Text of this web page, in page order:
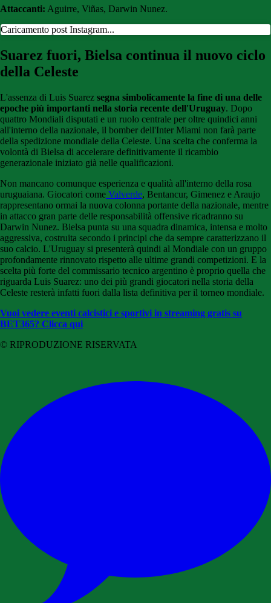
Attaccanti: Aguirre, Viñas, Darwin Nunez.
Caricamento post Instagram...
Suarez fuori, Bielsa continua il nuovo ciclo
della Celeste
L'assenza di Luis Suarez segna simbolicamente la fine di una delle
epoche più importanti nella storia recente dell'Uruguay. Dopo
quattro Mondiali disputati e un ruolo centrale per oltre quindici anni
all'interno della nazionale, il bomber dell'Inter Miami non farà parte
della spedizione mondiale della Celeste. Una scelta che conferma la
volontà di Bielsa di accelerare definitivamente il ricambio
generazionale iniziato già nelle qualificazioni.
Non mancano comunque esperienza e qualità all'interno della rosa
uruguaiana. Giocatori come Valverde, Bentancur, Gimenez e Araujo
rappresentano ormai la nuova colonna portante della nazionale, mentre
in attacco gran parte delle responsabilità offensive ricadranno su
Darwin Nunez. Bielsa punta su una squadra dinamica, intensa e molto
aggressiva, costruita secondo i principi che da sempre caratterizzano il
suo calcio. L'Uruguay si presenterà quindi al Mondiale con un gruppo
profondamente rinnovato rispetto alle ultime grandi competizioni. E la
scelta più forte del commissario tecnico argentino è proprio quella che
riguarda Luis Suarez: uno dei più grandi giocatori nella storia della
Celeste resterà infatti fuori dalla lista definitiva per il torneo mondiale.
Vuoi vedere eventi calcistici e sportivi in streaming gratis su
BET365? Clicca qui
© RIPRODUZIONE RISERVATA